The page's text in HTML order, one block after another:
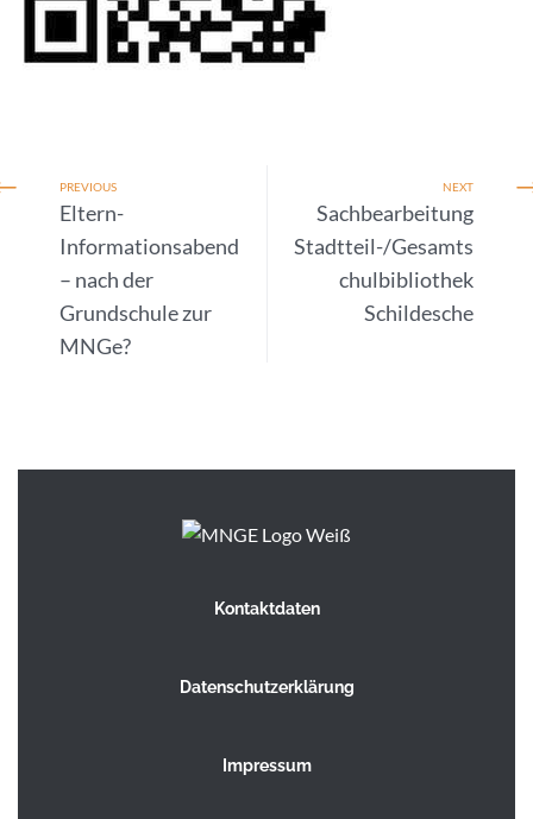
PREVIOUS
Eltern-
Informationsabend
– nach der
Grundschule zur
MNGe?
NEXT
Sachbearbeitung
Stadtteil-/Gesamts
chulbibliothek
Schildesche
Kontaktdaten
Datenschutzerklärung
Impressum